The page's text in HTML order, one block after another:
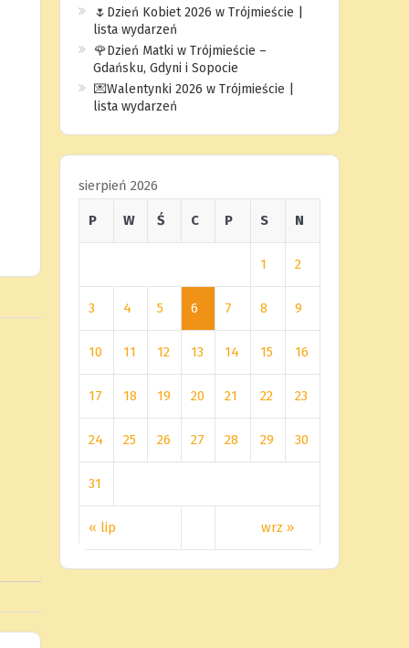
🌷Dzień Kobiet 2026 w Trójmieście |
lista wydarzeń
🌹Dzień Matki w Trójmieście –
Gdańsku, Gdyni i Sopocie
💌Walentynki 2026 w Trójmieście |
lista wydarzeń
sierpień 2026
P W Ś C P S N
« lip wrz »
1 2
3 4 5 6 7 8 9
10 11 12 13 14 15 16
17 18 19 20 21 22 23
24 25 26 27 28 29 30
31